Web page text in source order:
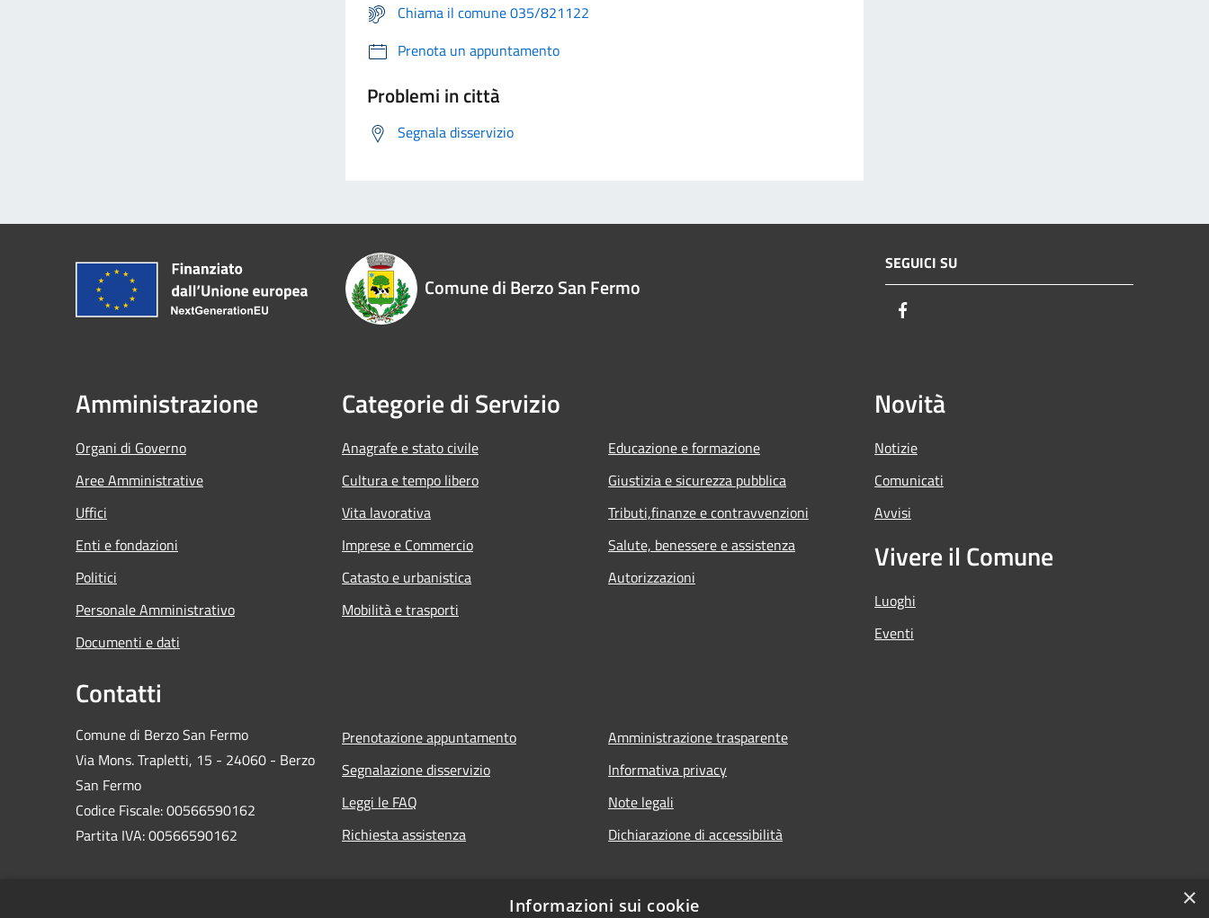
Chiama il comune 035/821122
Prenota un appuntamento
Problemi in città
Segnala disservizio
Comune di Berzo San Fermo
SEGUICI SU
Amministrazione
Organi di Governo
Aree Amministrative
Uffici
Enti e fondazioni
Politici
Personale Amministrativo
Documenti e dati
Categorie di Servizio
Anagrafe e stato civile
Cultura e tempo libero
Vita lavorativa
Imprese e Commercio
Catasto e urbanistica
Mobilità e trasporti
Educazione e formazione
Giustizia e sicurezza pubblica
Tributi,finanze e contravvenzioni
Salute, benessere e assistenza
Autorizzazioni
Novità
Notizie
Comunicati
Avvisi
Vivere il Comune
Luoghi
Eventi
Contatti
Comune di Berzo San Fermo
Via Mons. Trapletti, 15 - 24060 - Berzo
San Fermo
Codice Fiscale: 00566590162
Partita IVA: 00566590162
Prenotazione appuntamento
Segnalazione disservizio
Leggi le FAQ
Richiesta assistenza
Amministrazione trasparente
Informativa privacy
Note legali
Dichiarazione di accessibilità
×
Informazioni sui cookie